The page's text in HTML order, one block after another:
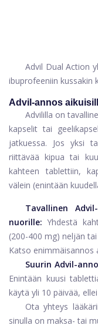
Advil Dual Action
ibuprofeeniin kussakin
Advil-annos
Advililla on
kapselit tai
jatkuessa. Jos yksi
riittävää kipua tai
kahteen tablettiin,
välein (enintään
Tavallinen
nuorille: Yhdestä
(200-400 mg) neljän
Katso enimmäisannos
Suurin Advil-
Enintään kuusi
käytä yli 10 päivää,
Ota yhteys
sinulla on maksa- tai